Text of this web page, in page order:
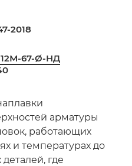
2018
67-Ø-НД
арматуры
работающих
и температурах до
где